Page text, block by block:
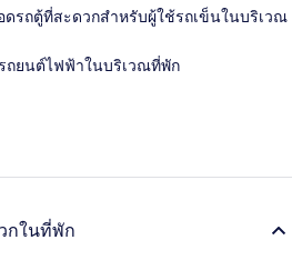
รถตู้ที่สะดวกสำหรับผู้ใช้รถเข็นในบริเวณ
ถยนต์ไฟฟ้าในบริเวณที่พัก
กในที่พัก